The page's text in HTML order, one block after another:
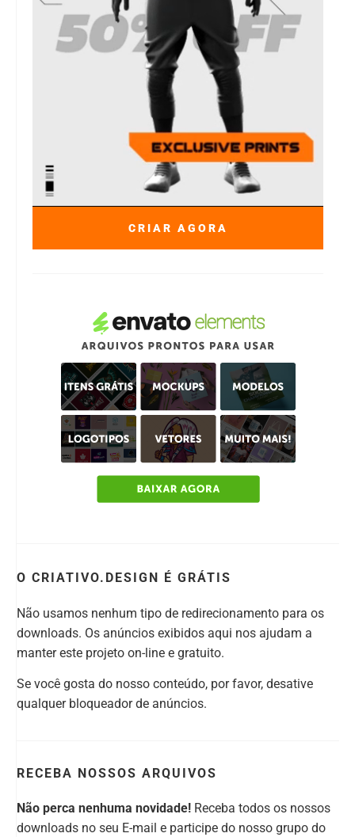
CRIAR AGORA
O CRIATIVO.DESIGN É GRÁTIS
Não usamos nenhum tipo de redirecionamento para os
downloads. Os anúncios exibidos aqui nos ajudam a
manter este projeto on-line e gratuito.
Se você gosta do nosso conteúdo, por favor, desative
qualquer bloqueador de anúncios.
RECEBA NOSSOS ARQUIVOS
Não perca nenhuma novidade! Receba todos os nossos
downloads no seu E-mail e participe do nosso grupo do